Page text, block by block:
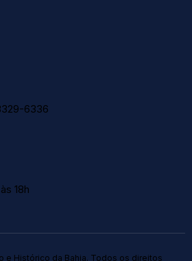
6336
18h
e Histórico da Bahia. Todos os direitos